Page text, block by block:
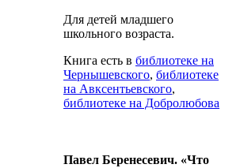
Для детей младшего
школьного возраста.
Книга есть в библиотеке на
Чернышевского, библиотеке
на Авксентьевского,
библиотеке на Добролюбова
Павел Беренесевич. «Что